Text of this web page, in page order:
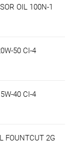
OIL 100N-1
50 CI-4
40 CI-4
FOUNTCUT 2G